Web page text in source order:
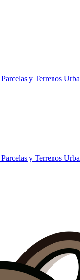
Parcelas y Terrenos
Parcelas y Terrenos